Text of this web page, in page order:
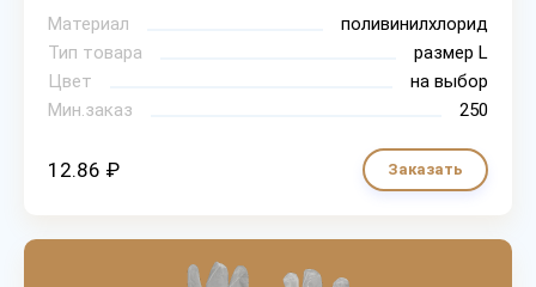
Материал
поливинилхлорид
Тип товара
размер L
Цвет
на выбор
Мин.заказ
250
12.86 ₽ Заказать